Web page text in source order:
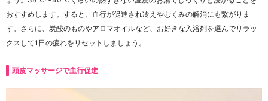
おすすめします。すると、血行が促進され冷えやむくみの解消にも繋がりま
す。さらに、炭酸のものやアロマオイルなど、お好きな入浴剤を選んでリラッ
クスして1日の疲れをリセットしましょう。
頭皮マッサージで血行促進